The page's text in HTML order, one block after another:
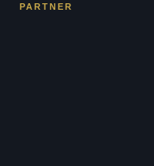
PARTNER